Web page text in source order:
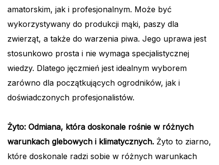
amatorskim, jak i profesjonalnym. Może być
wykorzystywany do produkcji mąki, paszy dla
zwierząt, a także do warzenia piwa. Jego uprawa jest
stosunkowo prosta i nie wymaga specjalistycznej
wiedzy. Dlatego jęczmień jest idealnym wyborem
zarówno dla początkujących ogrodników, jak i
doświadczonych profesjonalistów.
Żyto: Odmiana, która doskonale rośnie w różnych
warunkach glebowych i klimatycznych. Żyto to ziarno,
które doskonale radzi sobie w różnych warunkach